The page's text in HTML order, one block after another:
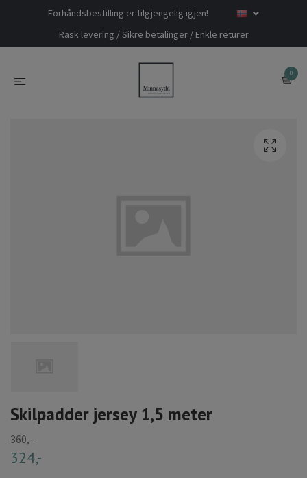
Forhåndsbestilling er tilgjengelig igjen!
Rask levering / Sikre betalinger / Enkle returer
0
Skilpadder jersey 1,5 meter
360,-
324,-